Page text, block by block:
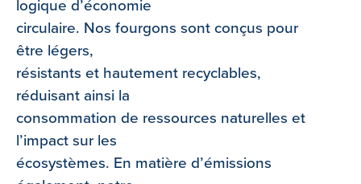
logique d’économie
circulaire. Nos fourgons sont conçus pour
être légers,
résistants et hautement recyclables,
réduisant ainsi la
consommation de ressources naturelles et
l’impact sur les
écosystèmes. En matière d’émissions